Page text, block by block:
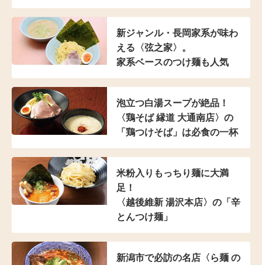
新ジャンル・長岡家系が味わ
える〈弦之家〉。
家系ベースのつけ麺も人気
泡立つ白湯スープが絶品！
〈鶏そば 縁道 大通南店〉の
「鶏つけそば」は必食の一杯
米粉入り もっちり麺に大満
足！
〈越後維新 湯沢本店〉の 「辛
とんつけ麺」
新潟市で必訪の名店 〈ら麺 の